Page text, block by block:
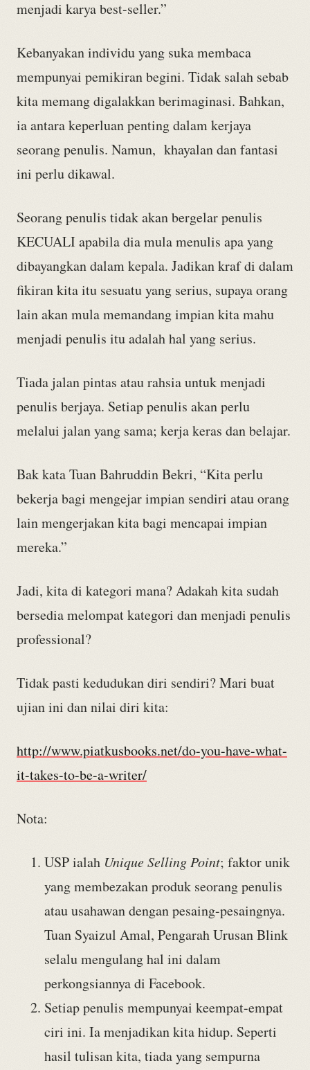
menjadi karya best-seller.”
Kebanyakan individu yang suka membaca
mempunyai pemikiran begini. Tidak salah sebab
kita memang digalakkan berimaginasi. Bahkan,
ia antara keperluan penting dalam kerjaya
seorang penulis. Namun, khayalan dan fantasi
ini perlu dikawal.
Seorang penulis tidak akan bergelar penulis
KECUALI apabila dia mula menulis apa yang
dibayangkan dalam kepala. Jadikan kraf di dalam
fikiran kita itu sesuatu yang serius, supaya orang
lain akan mula memandang impian kita mahu
menjadi penulis itu adalah hal yang serius.
Tiada jalan pintas atau rahsia untuk menjadi
penulis berjaya. Setiap penulis akan perlu
melalui jalan yang sama; kerja keras dan belajar.
Bak kata Tuan Bahruddin Bekri, “Kita perlu
bekerja bagi mengejar impian sendiri atau orang
lain mengerjakan kita bagi mencapai impian
mereka.”
Jadi, kita di kategori mana? Adakah kita sudah
bersedia melompat kategori dan menjadi penulis
professional?
Tidak pasti kedudukan diri sendiri? Mari buat
ujian ini dan nilai diri kita:
http://www.piatkusbooks.net/do-you-have-what-
it-takes-to-be-a-writer/
Nota:
USP ialah Unique Selling Point; faktor unik
yang membezakan produk seorang penulis
atau usahawan dengan pesaing-pesaingnya.
Tuan Syaizul Amal, Pengarah Urusan Blink
selalu mengulang hal ini dalam
perkongsiannya di Facebook.
Setiap penulis mempunyai keempat-empat
ciri ini. Ia menjadikan kita hidup. Seperti
hasil tulisan kita, tiada yang sempurna